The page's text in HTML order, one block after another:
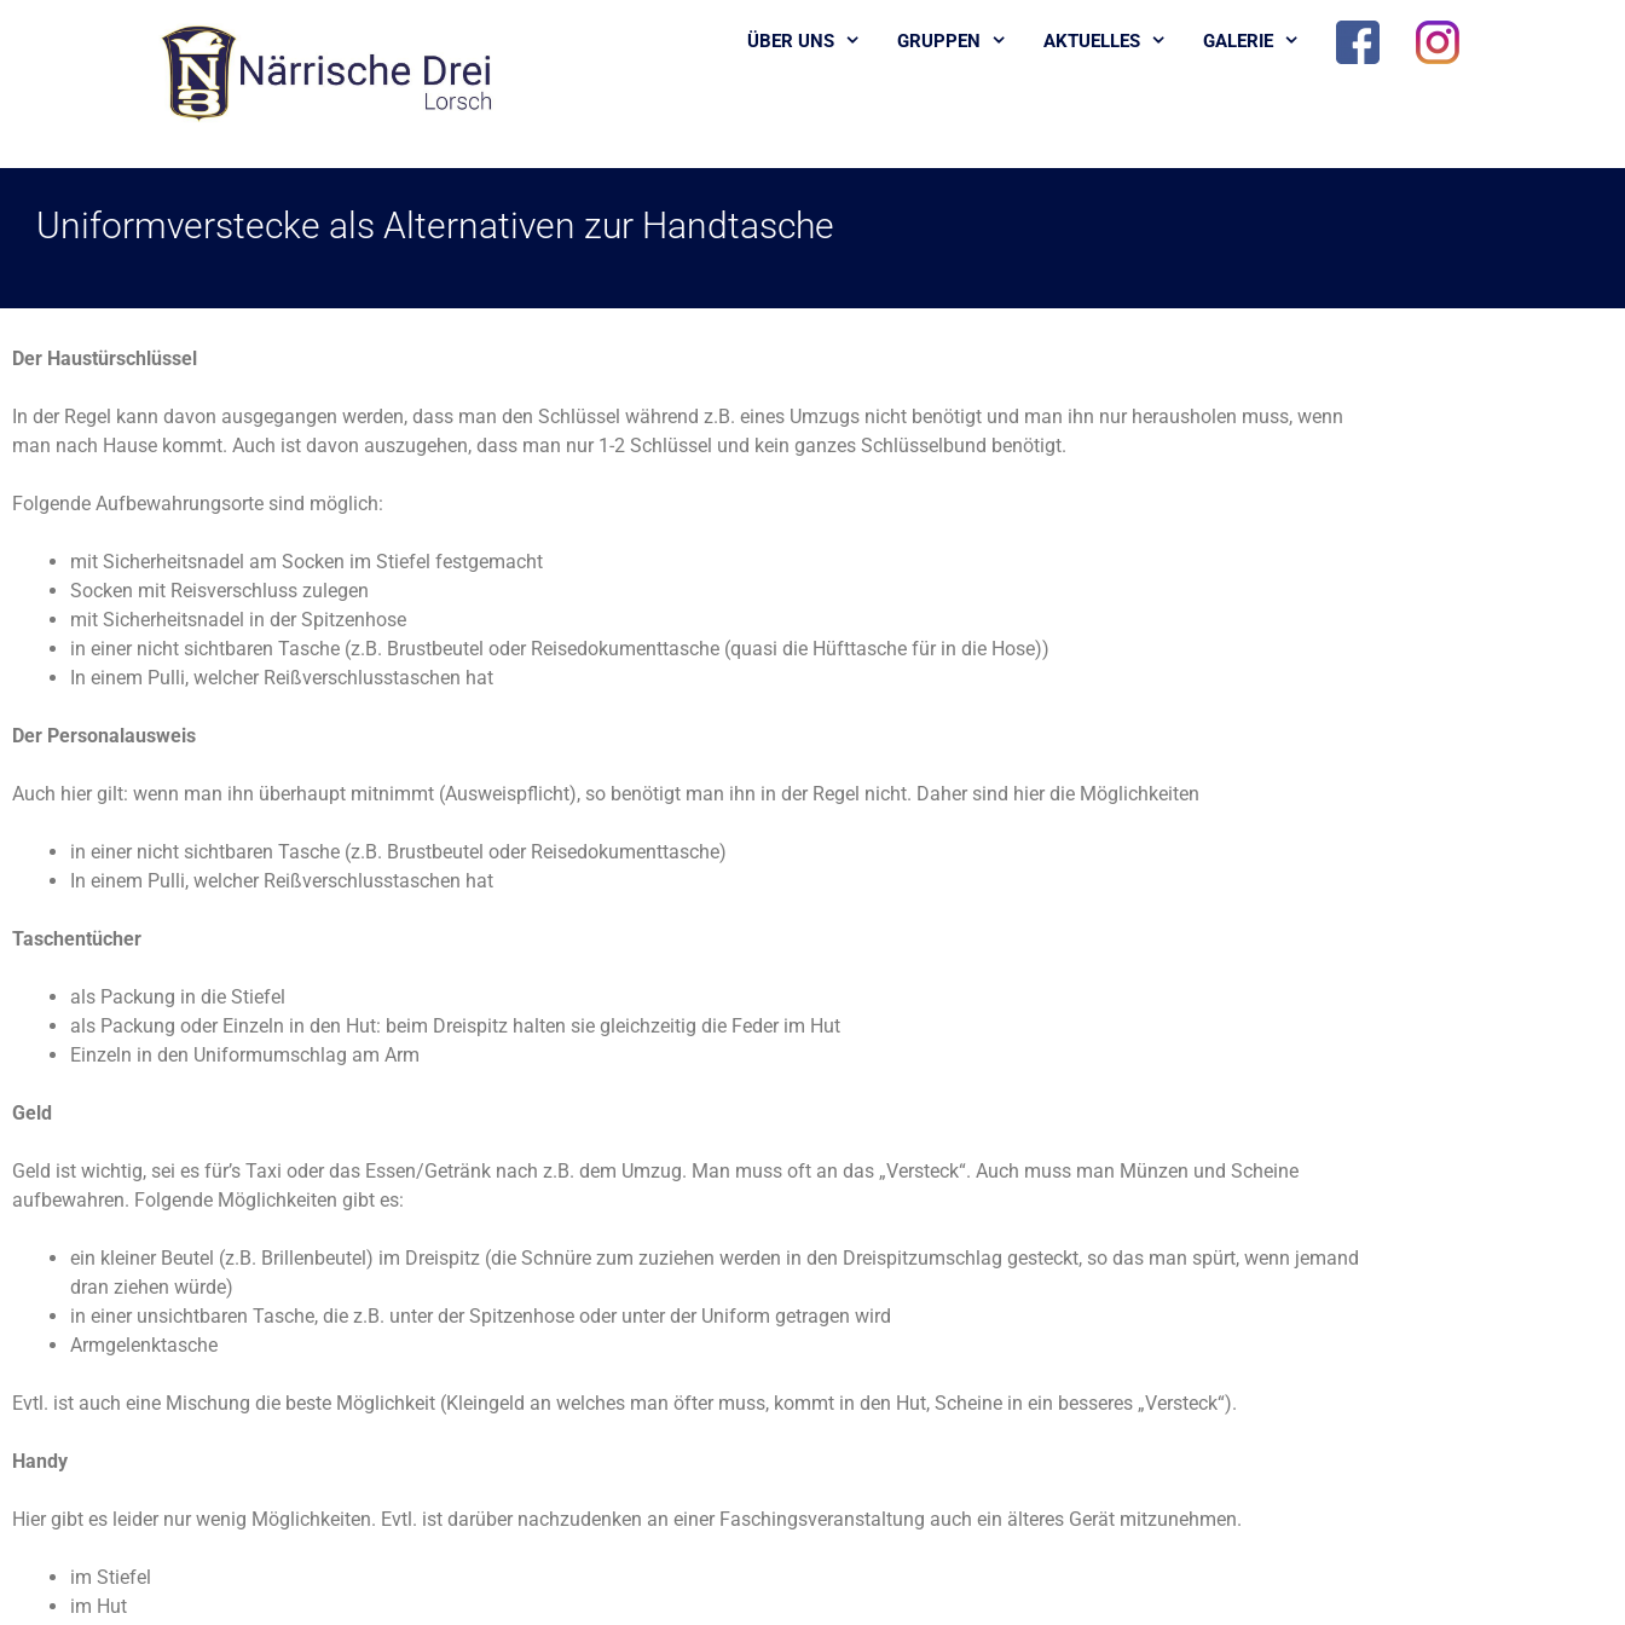
ÜBER UNS GRUPPEN AKTUELLES GALERIE
Uniformverstecke als Alternativen zur Handtasche
Der Haustürschlüssel
In der Regel kann davon ausgegangen werden, dass man den Schlüssel während z.B. eines Umzugs nicht benötigt und man ihn nur herausholen muss, wenn
man nach Hause kommt. Auch ist davon auszugehen, dass man nur 1-2 Schlüssel und kein ganzes Schlüsselbund benötigt.
Folgende Aufbewahrungsorte sind möglich:
mit Sicherheitsnadel am Socken im Stiefel festgemacht
Socken mit Reisverschluss zulegen
mit Sicherheitsnadel in der Spitzenhose
in einer nicht sichtbaren Tasche (z.B. Brustbeutel oder Reisedokumenttasche (quasi die Hüfttasche für in die Hose))
In einem Pulli, welcher Reißverschlusstaschen hat
Der Personalausweis
Auch hier gilt: wenn man ihn überhaupt mitnimmt (Ausweispflicht), so benötigt man ihn in der Regel nicht. Daher sind hier die Möglichkeiten
in einer nicht sichtbaren Tasche (z.B. Brustbeutel oder Reisedokumenttasche)
In einem Pulli, welcher Reißverschlusstaschen hat
Taschentücher
als Packung in die Stiefel
als Packung oder Einzeln in den Hut: beim Dreispitz halten sie gleichzeitig die Feder im Hut
Einzeln in den Uniformumschlag am Arm
Geld
Geld ist wichtig, sei es für’s Taxi oder das Essen/Getränk nach z.B. dem Umzug. Man muss oft an das „Versteck“. Auch muss man Münzen und Scheine
aufbewahren. Folgende Möglichkeiten gibt es:
ein kleiner Beutel (z.B. Brillenbeutel) im Dreispitz (die Schnüre zum zuziehen werden in den Dreispitzumschlag gesteckt, so das man spürt, wenn jemand
dran ziehen würde)
in einer unsichtbaren Tasche, die z.B. unter der Spitzenhose oder unter der Uniform getragen wird
Armgelenktasche
Evtl. ist auch eine Mischung die beste Möglichkeit (Kleingeld an welches man öfter muss, kommt in den Hut, Scheine in ein besseres „Versteck“).
Handy
Hier gibt es leider nur wenig Möglichkeiten. Evtl. ist darüber nachzudenken an einer Faschingsveranstaltung auch ein älteres Gerät mitzunehmen.
im Stiefel
im Hut